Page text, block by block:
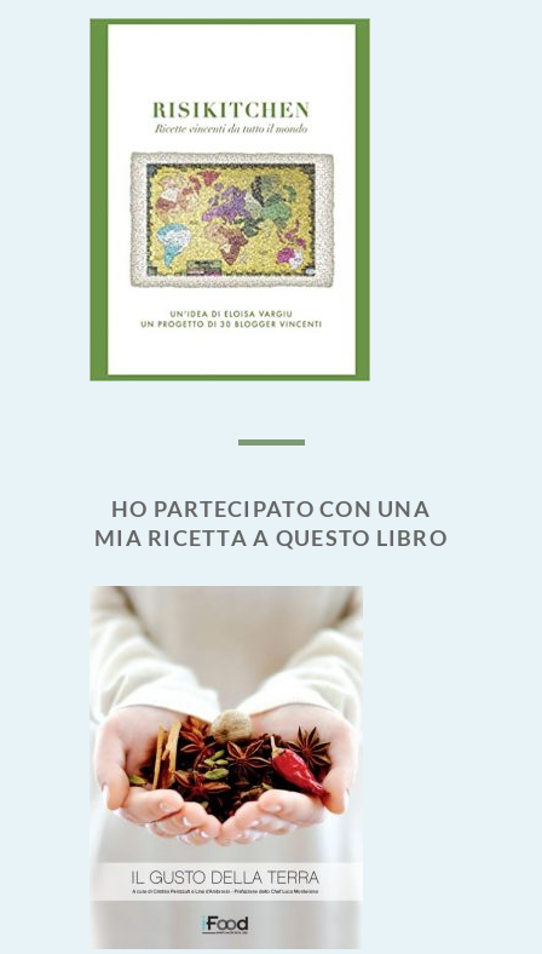
HO PARTECIPATO CON UNA
MIA RICETTA A QUESTO LIBRO